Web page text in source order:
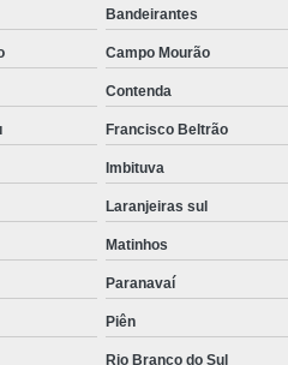
Bandeirantes
Campo Mourão
Contenda
Francisco Beltrão
Imbituva
Laranjeiras sul
Matinhos
Paranavaí
Piên
Rio Branco do Sul